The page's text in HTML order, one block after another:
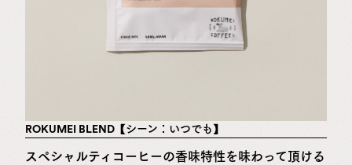
ROKUMEI BLEND【シーン：いつでも】
スペシャルティコーヒーの香味特性を味わって頂ける